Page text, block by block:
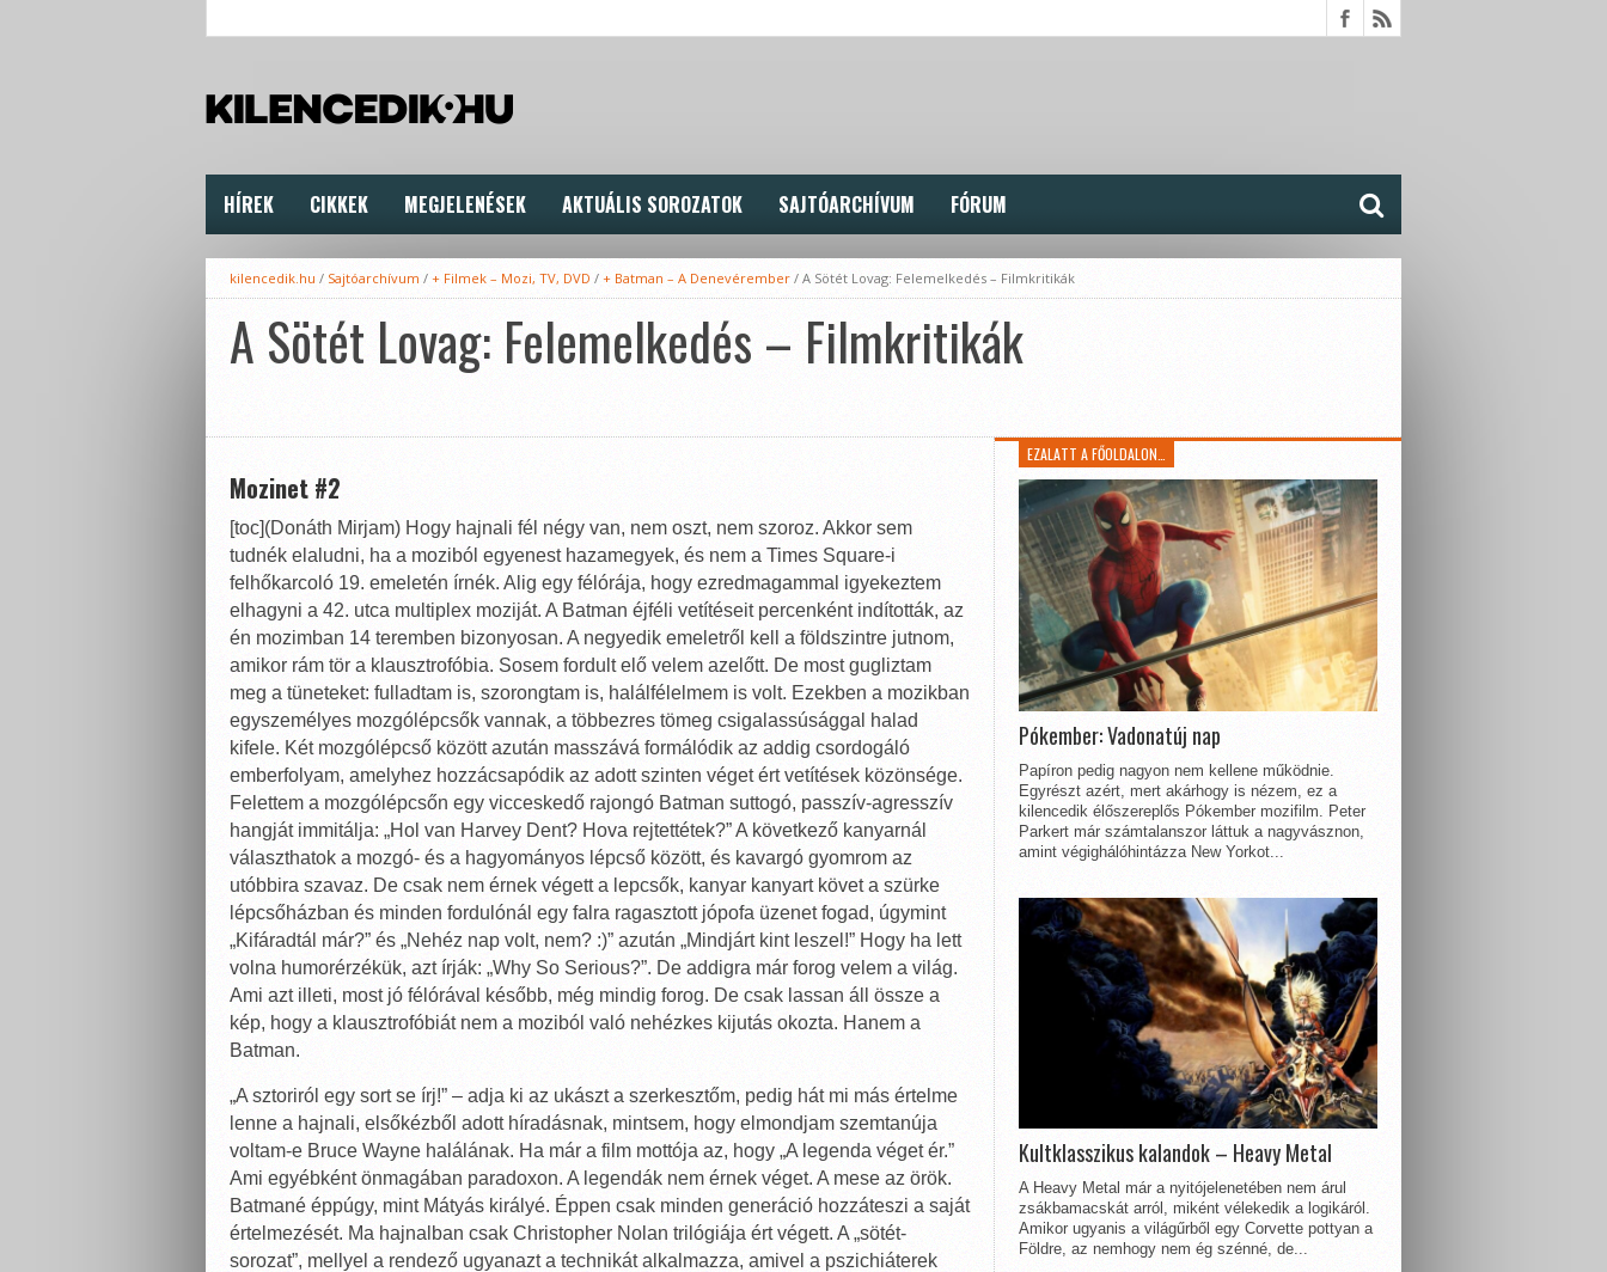
HÍREK CIKKEK MEGJELENÉSEK AKTUÁLIS SOROZATOK SAJTÓARCHÍVUM FÓRUM
kilencedik.hu / Sajtóarchívum / + Filmek – Mozi, TV, DVD / + Batman – A Denevérember / A Sötét Lovag: Felemelkedés – Filmkritikák
A Sötét Lovag: Felemelkedés – Filmkritikák
Mozinet #2
[toc](Donáth Mirjam) Hogy hajnali fél négy van, nem oszt, nem szoroz. Akkor sem
tudnék elaludni, ha a moziból egyenest hazamegyek, és nem a Times Square-i
felhőkarcoló 19. emeletén írnék. Alig egy félórája, hogy ezredmagammal igyekeztem
elhagyni a 42. utca multiplex moziját. A Batman éjféli vetítéseit percenként indították, az
én mozimban 14 teremben bizonyosan. A negyedik emeletről kell a földszintre jutnom,
amikor rám tör a klausztrofóbia. Sosem fordult elő velem azelőtt. De most gugliztam
meg a tüneteket: fulladtam is, szorongtam is, halálfélelmem is volt. Ezekben a mozikban
egyszemélyes mozgólépcsők vannak, a többezres tömeg csigalassúsággal halad
kifele. Két mozgólépcső között azután masszává formálódik az addig csordogáló
emberfolyam, amelyhez hozzácsapódik az adott szinten véget ért vetítések közönsége.
Felettem a mozgólépcsőn egy vicceskedő rajongó Batman suttogó, passzív-agresszív
hangját immitálja: „Hol van Harvey Dent? Hova rejtettétek?” A következő kanyarnál
választhatok a mozgó- és a hagyományos lépcső között, és kavargó gyomrom az
utóbbira szavaz. De csak nem érnek végett a lepcsők, kanyar kanyart követ a szürke
lépcsőházban és minden fordulónál egy falra ragasztott jópofa üzenet fogad, úgymint
„Kifáradtál már?” és „Nehéz nap volt, nem? :)” azután „Mindjárt kint leszel!” Hogy ha lett
volna humorérzékük, azt írják: „Why So Serious?”. De addigra már forog velem a világ.
Ami azt illeti, most jó félórával később, még mindig forog. De csak lassan áll össze a
kép, hogy a klausztrofóbiát nem a moziból való nehézkes kijutás okozta. Hanem a
Batman.
„A sztoriról egy sort se írj!” – adja ki az ukászt a szerkesztőm, pedig hát mi más értelme
lenne a hajnali, elsőkézből adott híradásnak, mintsem, hogy elmondjam szemtanúja
voltam-e Bruce Wayne halálának. Ha már a film mottója az, hogy „A legenda véget ér.”
Ami egyébként önmagában paradoxon. A legendák nem érnek véget. A mese az örök.
Batmané éppúgy, mint Mátyás királyé. Éppen csak minden generáció hozzáteszi a saját
értelmezését. Ma hajnalban csak Christopher Nolan trilógiája ért végett. A „sötét-
sorozat”, mellyel a rendező ugyanazt a technikát alkalmazza, amivel a pszichiáterek
EZALATT A FŐOLDALON…
Pókember: Vadonatúj nap
Papíron pedig nagyon nem kellene működnie.
Egyrészt azért, mert akárhogy is nézem, ez a
kilencedik élőszereplős Pókember mozifilm. Peter
Parkert már számtalanszor láttuk a nagyvásznon,
amint végighálóhintázza New Yorkot...
Kultklasszikus kalandok – Heavy Metal
A Heavy Metal már a nyitójelenetében nem árul
zsákbamacskát arról, miként vélekedik a logikáról.
Amikor ugyanis a világűrből egy Corvette pottyan a
Földre, az nemhogy nem ég szénné, de...